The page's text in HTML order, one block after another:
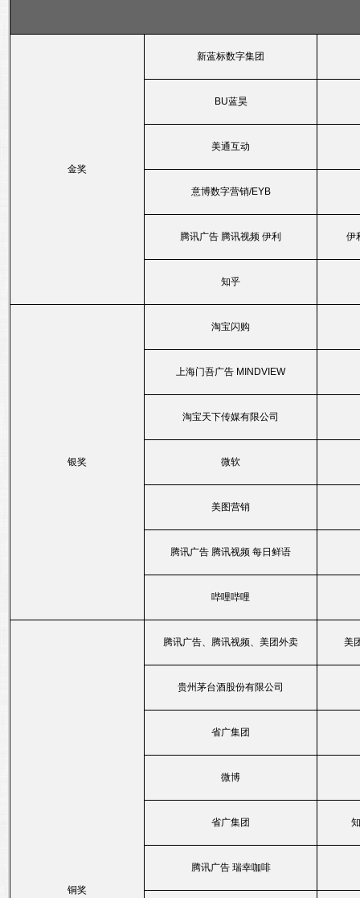
金奖
新蓝标数字集团
BU蓝昊
美通互动
意博数字营销/EYB
腾讯广告 腾讯视频 伊利 伊
知乎
银奖
淘宝闪购
上海门吾广告 MINDVIEW
淘宝天下传媒有限公司
微软
美图营销
腾讯广告 腾讯视频 每日鲜语
哔哩哔哩
铜奖
腾讯广告、腾讯视频、美团外卖 美
贵州茅台酒股份有限公司
省广集团
微博
省广集团
腾讯广告 瑞幸咖啡